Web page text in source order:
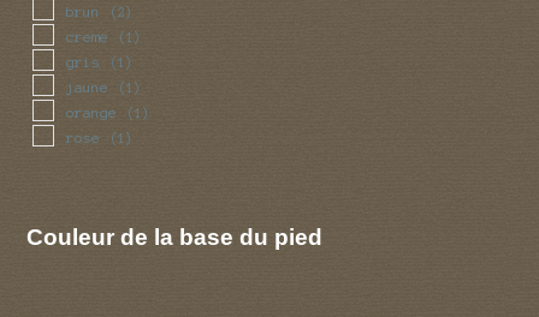
brun (2)
creme (1)
gris (1)
jaune (1)
orange (1)
rose (1)
Couleur de la base du pied